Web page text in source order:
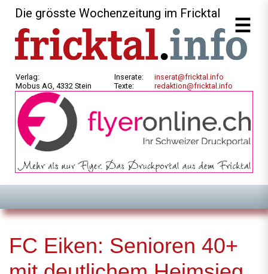
Die grösste Wochenzeitung im Fricktal
Verlag:
Mobus AG, 4332 Stein
Inserate:
Texte:
inserat@fricktal.info
redaktion@fricktal.info
FC Eiken: Senioren 40+